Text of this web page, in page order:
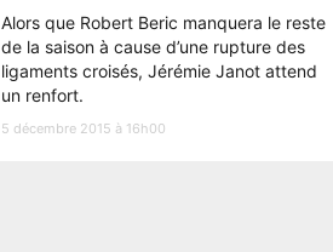
Alors que Robert Beric manquera le reste
de la saison à cause d’une rupture des
ligaments croisés, Jérémie Janot attend
un renfort.
5 décembre 2015 à 16h00